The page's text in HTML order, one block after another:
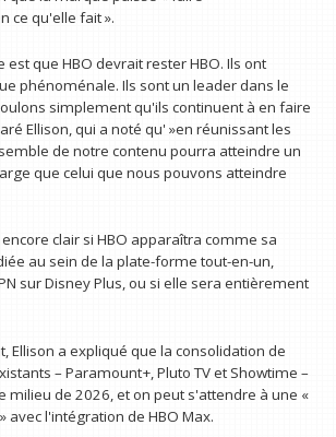
ce qu'elle fait ».
est que HBO devrait rester HBO. Ils ont
phénoménale. Ils sont un leader dans le
simplement qu'ils continuent à en faire
Ellison, qui a noté qu' »en réunissant les
de notre contenu pourra atteindre un
que celui que nous pouvons atteindre
clair si HBO apparaîtra comme sa
au sein de la plate-forme tout-en-un,
sur Disney Plus, ou si elle sera entièrement
Ellison a expliqué que la consolidation de
– Paramount+, Pluto TV et Showtime –
milieu de 2026, et on peut s'attendre à une «
avec l'intégration de HBO Max.